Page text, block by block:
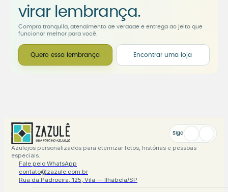
virar lembrança.
Compra tranquila, atendimento de verdade e entrega do jeito que
funcionar melhor para você.
Quero essa lembrança Encontrar uma loja
Siga
Azulejos personalizados para eternizar fotos, histórias e pessoas
especiais.
Fale pelo WhatsApp
contato@zazule.com.br
Rua da Padroeira, 125, Vila — Ilhabela/SP